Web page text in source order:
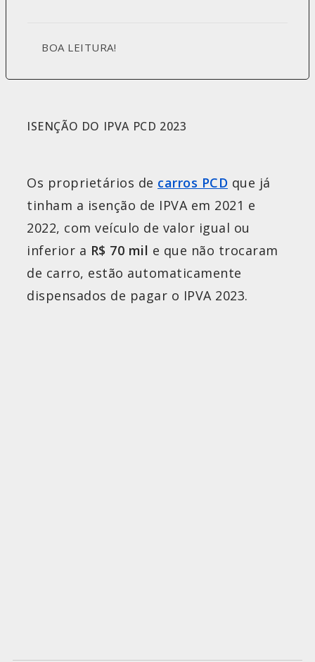
BOA LEITURA!
ISENÇÃO DO IPVA PCD 2023
Os proprietários de carros PCD que já
tinham a isenção de IPVA em 2021 e
2022, com veículo de valor igual ou
inferior a R$ 70 mil e que não trocaram
de carro, estão automaticamente
dispensados de pagar o IPVA 2023.